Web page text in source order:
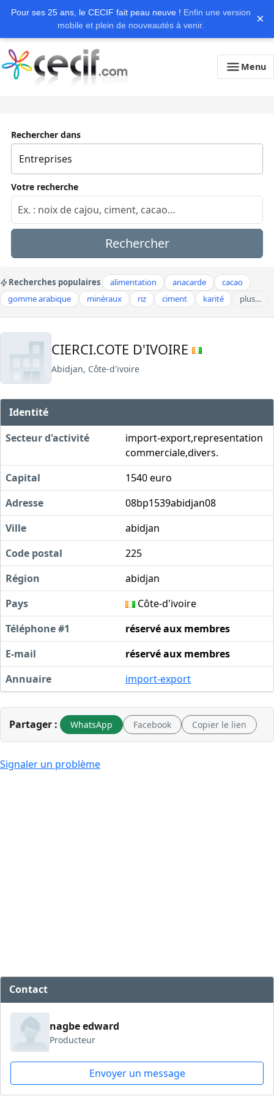
Pour ses 25 ans, le CECIF fait peau neuve ! Enfin une version
mobile et plein de nouveautés à venir.
×
Menu
Rechercher dans
Votre recherche
Rechercher
Recherches populaires alimentation anacarde
cacao
gomme arabique
minéraux riz ciment karité plus…
CIERCI.COTE D'IVOIRE
Abidjan, Côte-d'ivoire
Identité
Secteur d'activité
import-export,representation
commerciale,divers.
Capital
1540 euro
Adresse
08bp1539abidjan08
Ville
abidjan
Code postal
225
Région
abidjan
Pays
Côte-d'ivoire
Téléphone #1
réservé aux membres
E-mail
réservé aux membres
Annuaire
import-export
Partager : WhatsApp Facebook Copier le lien
Signaler un problème
Contact
nagbe edward
Producteur
Envoyer un message